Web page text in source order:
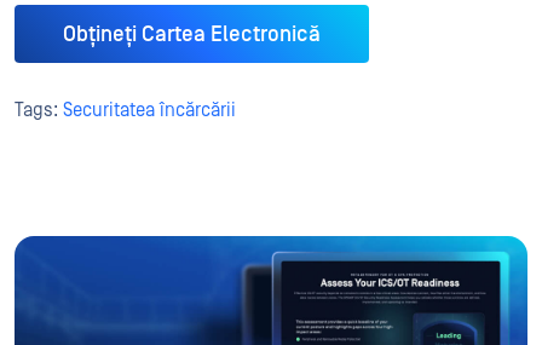
Obțineți Cartea Electronică
Tags: Securitatea încărcării